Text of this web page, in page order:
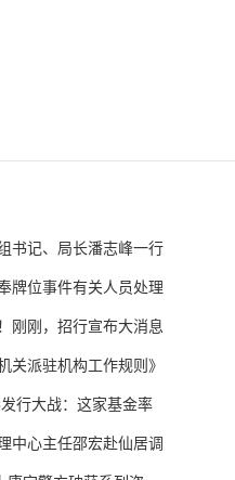
书记、局长潘志峰一行
牌位事件有关人员处理
刚刚，招行宣布大消息
关派驻机构工作规则》
行大战：这家基金率
中心主任邵宏赴仙居调